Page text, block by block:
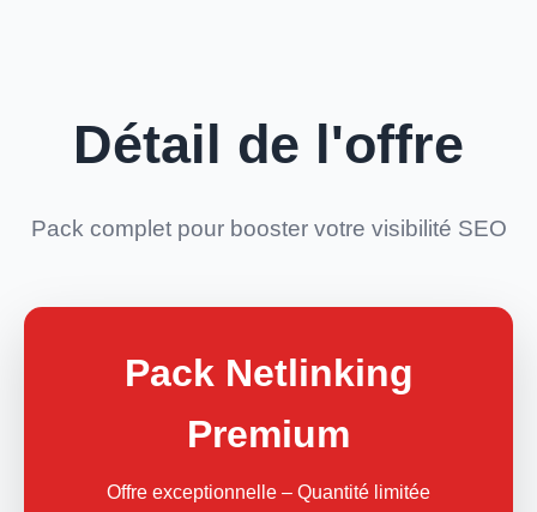
Détail de l'offre
Pack complet pour booster votre visibilité SEO
Pack Netlinking
Premium
Offre exceptionnelle – Quantité limitée